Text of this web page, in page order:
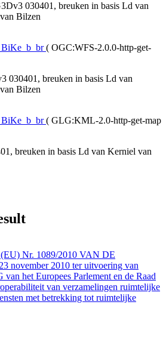
030401, breuken in basis Ld van
Bilzen
( OGC:WFS-2.0.0-http-get-
030401, breuken in basis Ld van
Bilzen
( GLG:KML-2.0-http-get-map
breuken in basis Ld van Kerniel van
Nr. 1089/2010 VAN DE
november 2010 ter uitvoering van
het Europees Parlement en de Raad
van verzamelingen ruimtelijke
met betrekking tot ruimtelijke